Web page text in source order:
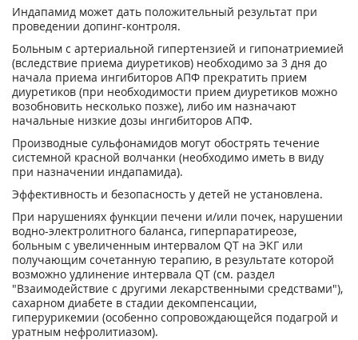
Индапамид может дать положительный результат при
проведении допинг-контроля.
Больным с артериальной гипертензией и гипонатриемией
(вследствие приема диуретиков) необходимо за 3 дня до
начала приема ингибиторов АПФ прекратить прием
диуретиков (при необходимости прием диуретиков можно
возобновить несколько позже), либо им назначают
начальные низкие дозы ингибиторов АПФ.
Производные сульфонамидов могут обострять течение
системной красной волчанки (необходимо иметь в виду
при назначении индапамида).
Эффективность и безопасность у детей не установлена.
При нарушениях функции печени и/или почек, нарушении
водно-электролитного баланса, гиперпаратиреозе,
больным с увеличенным интервалом QT на ЭКГ или
получающим сочетанную терапию, в результате которой
возможно удлинение интервала QT (см. раздел
"Взаимодействие с другими лекарственными средствами"),
сахарном диабете в стадии декомпенсации,
гиперурикемии (особенно сопровождающейся подагрой и
уратным нефролитиазом).